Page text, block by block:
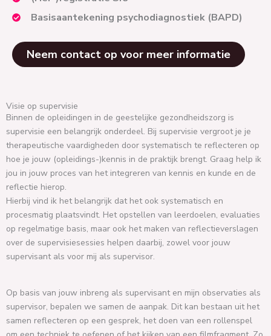
Basisaantekening psychodiagnostiek (BAPD)
Neem contact op voor meer informatie
Visie op supervisie
Binnen de opleidingen in de geestelijke gezondheidszorg is
supervisie een belangrijk onderdeel. Bij supervisie vergroot je je
therapeutische vaardigheden door systematisch te reflecteren op
hoe je jouw (opleidings-)kennis in de praktijk brengt. Graag help ik
jou in jouw proces van het integreren van kennis en kunde en de
reflectie hierop.
Hierbij vind ik het belangrijk dat het ook systematisch en
procesmatig plaatsvindt. Het opstellen van leerdoelen, evaluaties
op regelmatige basis, maar ook het maken van reflectieverslagen
over de supervisiesessies helpen daarbij, zowel voor jouw
supervisant als voor mij als supervisor.
Op basis van jouw inbreng als supervisant en mijn observaties als
supervisor, bepalen we samen de aanpak. Dit kan bestaan uit het
samen reflecteren op een gesprek, het doen van een rollenspel